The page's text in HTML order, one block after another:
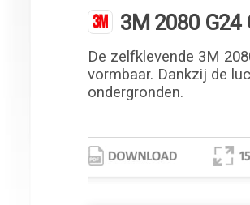
3M 2080 G24
De zelfklevende 3M
vormbaar. Dankzij de
ondergronden.